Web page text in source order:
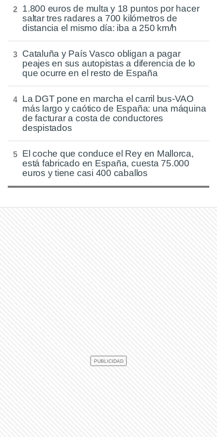
1.800 euros de multa y 18 puntos por hacer
saltar tres radares a 700 kilómetros de
distancia el mismo día: iba a 250 km/h
Cataluña y País Vasco obligan a pagar
peajes en sus autopistas a diferencia de lo
que ocurre en el resto de España
La DGT pone en marcha el carril bus-VAO
más largo y caótico de España: una máquina
de facturar a costa de conductores
despistados
El coche que conduce el Rey en Mallorca,
está fabricado en España, cuesta 75.000
euros y tiene casi 400 caballos